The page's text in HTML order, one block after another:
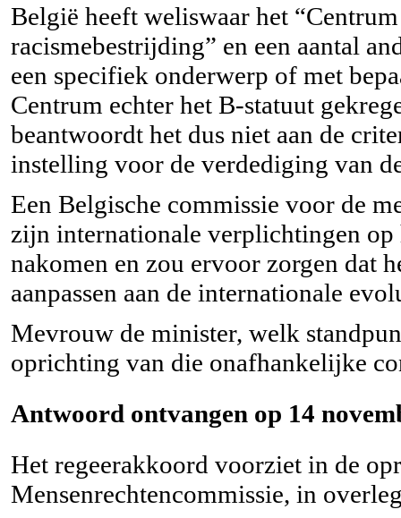
België heeft weliswaar het
racismebestrijding” en een aantal
een specifiek onderwerp of met
Centrum echter het B-statuut
beantwoordt het dus niet aan de
instelling voor de verdediging van
Een Belgische commissie voor de
zijn internationale verplichtingen op
nakomen en zou ervoor zorgen dat
aanpassen aan de internationale
Mevrouw de minister, welk
oprichting van die onafhankelijke
Antwoord ontvangen op 14
Het regeerakkoord voorziet in de
Mensenrechtencommissie, in